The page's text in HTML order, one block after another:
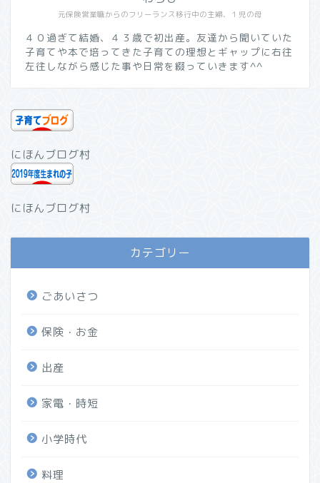
元保険営業職からのフリーランス移行中の主婦、１児の母
４０過ぎて結婚、４３歳で初出産。友達から聞いていた
子育てや本で培ってきた子育ての理想とギャップに右往
左往しながら感じた事や日常を綴っていきます^^
にほんブログ村
にほんブログ村
カテゴリー
ごあいさつ
保険・お金
出産
家電・時短
小学時代
料理